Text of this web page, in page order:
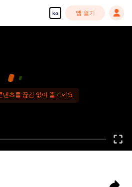
ko 앱 열기
텐츠를 끊김 없이 즐기세요